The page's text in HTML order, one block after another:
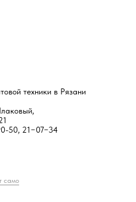
само
техники в Рязани
50, 21−07−34